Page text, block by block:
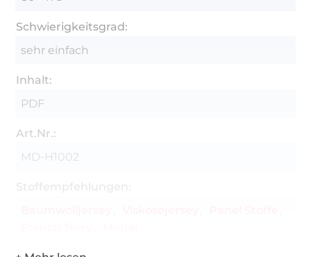
Schwierigkeitsgrad:
sehr einfach
Inhalt:
PDF
Art.Nr.:
MD-H1002
Stoffempfehlungen: